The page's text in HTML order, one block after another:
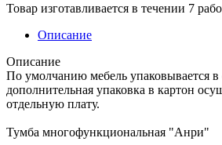
Товар изготавливается в течении 7
Описание
Описание
По умолчанию мебель упаковывается в
дополнительная упаковка в картон
отдельную плату.
Тумба многофункциональная "Анри"